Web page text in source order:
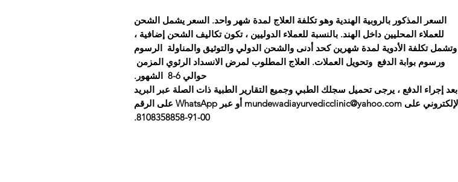
السعر المذكور بالروبية الهندية وهو تكلفة العلاج لمدة شهر واحد. السعر يشمل الشحن
للعملاء المحليين داخل الهند. بالنسبة للعملاء الدوليين ، تكون تكاليف الشحن إضافية ،
وتشمل تكلفة الأدوية لمدة شهرين كحد أدنى والشحن الدولي والتوثيق والمناولة الرسوم
ورسوم بوابة الدفع وتحويل العملات. العلاج المطلوب لمرض الانسداد الرئوي المزمن
حوالي 6-8 الشهور.
بعد إجراء الدفع ، يرجى تحميل سجلك الطبي وجميع التقارير الطبية ذات الصلة عبر البريد
الإلكتروني على mundewadiayurvedicclinic@yahoo.com أو عبر WhatsApp على الرقم
00-91-8108358858.